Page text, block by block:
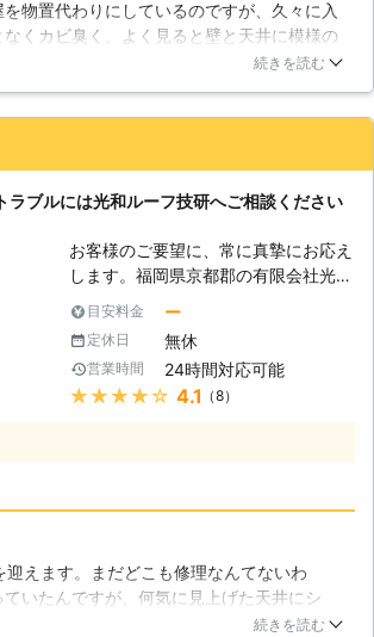
まだシロアリが発生していないという
場合は、今後あらわれることがないよ
うにしっかり予防をおこなうことも可
能です。 大切なお家に長く住み続け
るために、雨漏り修理とあわせてシロ
たします。 レスキューハウスでは、
お見積りは無料となっております。
のか知りたいというお客様も大歓迎で
す。 また弊社では予算に応じて対応
相談ください。
れていて、寿命も長いですが、変色し
てきてしまうので、塗替えメンテナン
スが必要になるでしょう。「セメント
瓦」は、厚型ストレートと呼ばれ、塗
装の寿命が短いので、定期的な塗装が
で、葺き替える必要があります。雨漏
りが発生した場合は、有限会社関門瓦
産業に雨漏り修理をご依頼ください。
【壁材の種類】 雨漏りは屋根からだ
けではなく、外壁からも発生する事が
あります。「窯業系サイディング」と
いう壁材は、最近の住宅では最も多く
使われている壁材です。つなぎ目部分
がひび割れて雨漏りになる事があるの
ぎ目は同じなので、定期的なメンテナ
ガ・タイル壁」は、環境にもよります
が、寿命が半永久的で、ほとんどメン
テナンスの必要もありません。これも
物置代わりにしているのですが、久々に入
くカビ臭く、よく見ると壁と天井に模様の
ました。息子にも見せてみると「なんか湿気
り予感的中で、屋根裏の柱が腐りかけてい
早めに気づいてよかったですね」いえい
ます。
2016年12月28日
続きを読む
ラブルには光和ルーフ技研へご相談ください
お客様のご要望に、常に真摯にお応え
します。福岡県京都郡の有限会社光和
ルーフ技建でございます。当社では福
岡県、大分県で、雨漏り修理などお客
様のお困りごとを確実に、迅速に解決
させるために日々お仕事をさせて頂い
ております。雨漏りは、色々な原因で
うなどの分かりやすい原因から起こる
場合もありますが、見た目には正常で
あっても何らかの原因で起こる事もあ
目安料金 ー
定休日 無休
営業時間 24時間対応可能
★★★★★ 4.1 （8）
迎えます。まだどこも修理なんてないわ
ていたんですが、何気に見上げた天井にシ
く分からないし何か大変なことになっている
続きを読む